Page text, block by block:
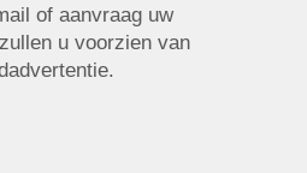
of aanvraag uw
u voorzien van